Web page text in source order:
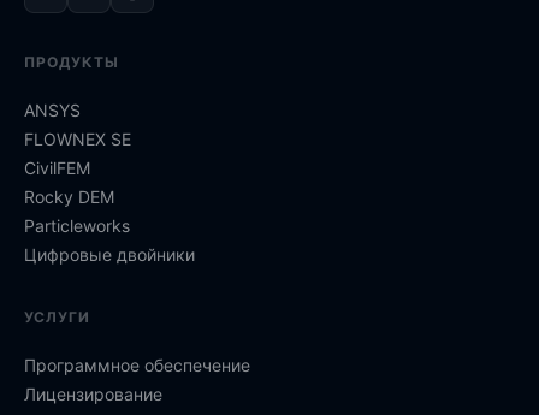
ПРОДУКТЫ
ANSYS
FLOWNEX SE
CivilFEM
Rocky DEM
Particleworks
Цифровые двойники
УСЛУГИ
Программное обеспечение
Лицензирование